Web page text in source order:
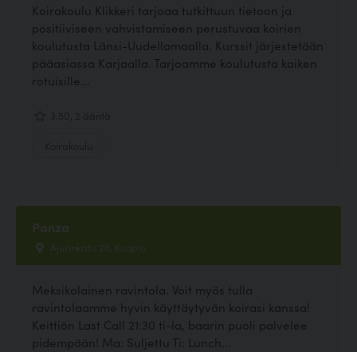
Koirakoulu Klikkeri tarjoaa tutkittuun tietoon ja
positiiviseen vahvistamiseen perustuvaa koirien
koulutusta Länsi-Uudellamaalla. Kurssit järjestetään
pääasiassa Karjaalla. Tarjoamme koulutusta kaiken
rotuisille...
Panza
Ajurinkatu 26, Kuopio
Meksikolainen ravintola. Voit myös tulla
ravintolaamme hyvin käyttäytyvän koirasi kanssa!
Keittiön Last Call 21:30 ti-la, baarin puoli palvelee
pidempään! Ma: Suljettu Ti: Lunch...